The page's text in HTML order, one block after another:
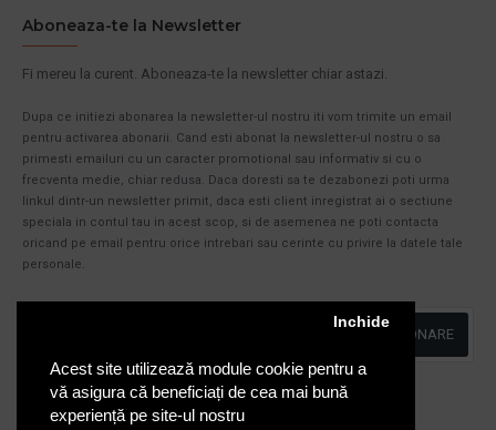
Acest site utilizează module cookie pentru a
vă asigura că beneficiați de cea mai bună
experiență pe site-ul nostru
Inchide
Aboneaza-te la Newsletter
Fi mereu la curent. Aboneaza-te la newsletter chiar astazi.
Dupa ce initiezi abonarea la newsletter-ul nostru iti vom trimite un email
pentru activarea abonarii. Cand esti abonat la newsletter-ul nostru o sa
primesti emailuri cu un caracter promotional sau informativ si cu o
frecventa medie, chiar redusa. Daca doresti sa te dezabonezi poti urma
linkul dintr-un newsletter primit, daca esti client inregistrat ai o sectiune
speciala in contul tau in acest scop, si de asemenea ne poti contacta
oricand pe email pentru orice intrebari sau cerinte cu privire la datele tale
personale.
ABONARE
Am citit şi sunt de acord cu Politica de Confidentialitate